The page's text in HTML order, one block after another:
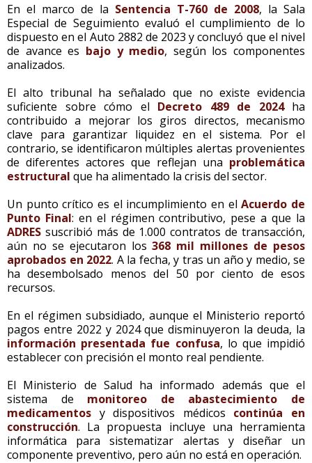
En el marco de la Sentencia T-760 de 2008, la Sala
Especial de Seguimiento evaluó el cumplimiento de lo
dispuesto en el Auto 2882 de 2023 y concluyó que el nivel
de avance es bajo y medio, según los componentes
analizados.
El alto tribunal ha señalado que no existe evidencia
suficiente sobre cómo el Decreto 489 de 2024ha
contribuido a mejorar los giros directos, mecanismo
clave para garantizar liquidez en el sistema. Por el
contrario, se identificaron múltiples alertas provenientes
de diferentes actores que reflejan una problemática
estructural que ha alimentado la crisis del sector.
Un punto crítico es el incumplimiento en elAcuerdo de
Punto Final: en el régimen contributivo, pese a que la
ADRES suscribió más de 1.000 contratos de transacción,
aún no se ejecutaron los368 mil millones de pesos
aprobados en 2022. A la fecha, y tras un año y medio, se
ha desembolsado menos del 50 por ciento de esos
recursos.
En el régimen subsidiado, aunque el Ministerio reportó
pagos entre 2022 y 2024 que disminuyeron la deuda, la
información presentada fue confusa, lo que impidió
establecer con precisión el monto real pendiente.
El Ministerio de Salud ha informado además que el
sistema de monitoreo de abastecimiento de
medicamentos y dispositivos médicos continúa en
construcción. La propuesta incluye una herramienta
informática para sistematizar alertas y diseñar un
componente preventivo, pero aún no está en operación.